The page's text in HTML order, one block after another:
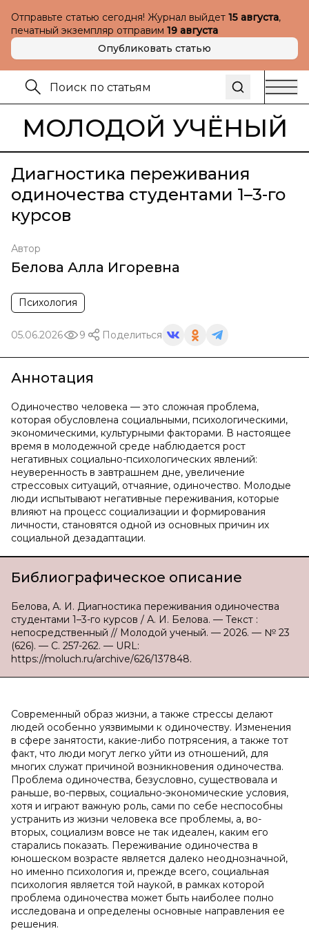
Отправьте статью сегодня! Журнал выйдет 15 августа,
печатный экземпляр отправим 19 августа
Опубликовать статью
МОЛОДОЙ УЧЁНЫЙ
Диагностика переживания
одиночества студентами 1–3-го
курсов
Автор
Белова Алла Игоревна
Психология
05.06.2026 9 Поделиться
Аннотация
Одиночество человека — это сложная проблема,
которая обусловлена социальными, психологическими,
экономическими, культурными факторами. В настоящее
время в молодежной среде наблюдается рост
негативных социально-психологических явлений:
неуверенность в завтрашнем дне, увеличение
стрессовых ситуаций, отчаяние, одиночество. Молодые
люди испытывают негативные переживания, которые
влияют на процесс социализации и формирования
личности, становятся одной из основных причин их
социальной дезадаптации.
Библиографическое описание
Белова, А. И. Диагностика переживания одиночества
студентами 1–3-го курсов / А. И. Белова. — Текст :
непосредственный // Молодой ученый. — 2026. — № 23
(626). — С. 257-262. — URL:
https://moluch.ru/archive/626/137848.
Современный образ жизни, а также стрессы делают
людей особенно уязвимыми к одиночеству. Изменения
в сфере занятости, какие-либо потрясения, а также тот
факт, что люди могут легко уйти из отношений, для
многих служат причиной возникновения одиночества.
Проблема одиночества, безусловно, существовала и
раньше, во-первых, социально-экономические условия,
хотя и играют важную роль, сами по себе неспособны
устранить из жизни человека все проблемы, а, во-
вторых, социализм вовсе не так идеален, каким его
старались показать. Переживание одиночества в
юношеском возрасте является далеко неоднозначной,
но именно психология и, прежде всего, социальная
психология является той наукой, в рамках которой
проблема одиночества может быть наиболее полно
исследована и определены основные направления ее
решения.